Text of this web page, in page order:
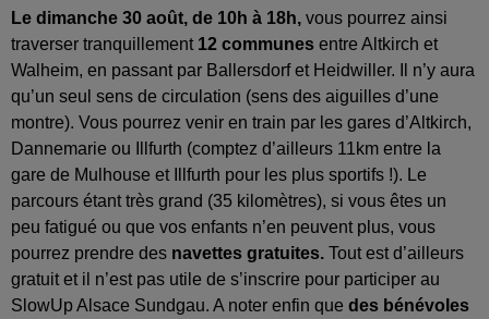
Le dimanche 30 août, de 10h à 18h, vous pourrez ainsi
traverser tranquillement 12 communes entre Altkirch et
Walheim, en passant par Ballersdorf et Heidwiller. Il n’y aura
qu’un seul sens de circulation (sens des aiguilles d’une
montre). Vous pourrez venir en train par les gares d’Altkirch,
Dannemarie ou Illfurth (comptez d’ailleurs 11km entre la
gare de Mulhouse et Illfurth pour les plus sportifs !). Le
parcours étant très grand (35 kilomètres), si vous êtes un
peu fatigué ou que vos enfants n’en peuvent plus, vous
pourrez prendre des navettes gratuites. Tout est d’ailleurs
gratuit et il n’est pas utile de s’inscrire pour participer au
SlowUp Alsace Sundgau. A noter enfin que des bénévoles